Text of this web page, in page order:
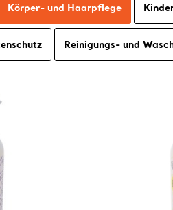
Körper- und Haarpflege
Reinigungs- und